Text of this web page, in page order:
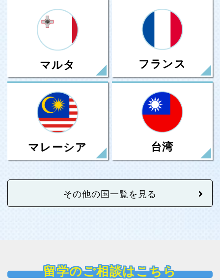
マルタ フランス
マレーシア 台湾
その他の国一覧を見る
留学のご相談はこちら